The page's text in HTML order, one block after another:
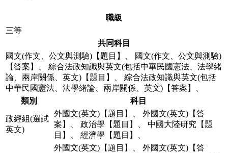
職級
三等
共同科目
國文(作文、公文與測驗)【題目】
國文(作文、公文與測驗)
【答案】
綜合法政知識與英文(包括中華民國憲法、法學緒
論、兩岸關係、英文)【題目】
綜合法政知識與英文(包括
中華民國憲法、法學緒論、兩岸關係、英文)【答案】
類別
科目
政經組(選試
英文)
外國文(英文)【題目】
外國文(英文)【答
案】
政治學【題目】
中國大陸研究【題
目】
經濟學【題目】
外國文(英文)【題目】
外國文(英文)【答